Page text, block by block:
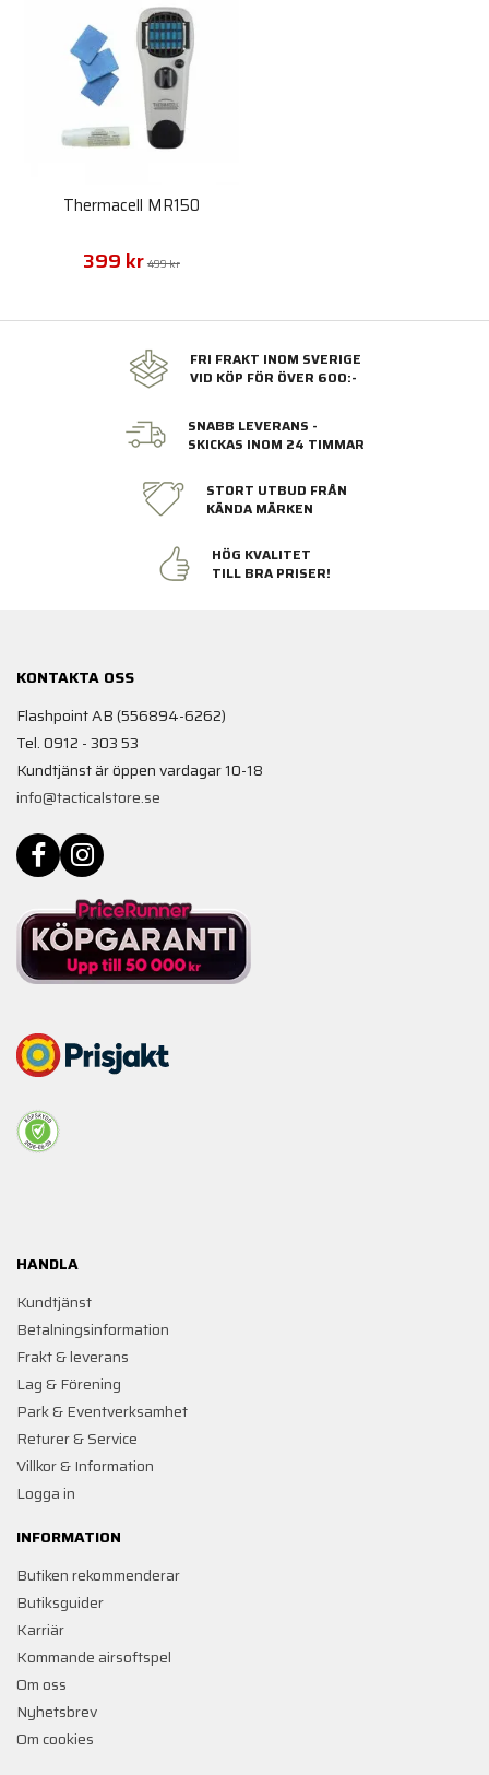
Thermacell MR150
399 kr 499 kr
FRI FRAKT INOM SVERIGE
VID KÖP FÖR ÖVER 600:-
SNABB LEVERANS -
SKICKAS INOM 24 TIMMAR
STORT UTBUD FRÅN
KÄNDA MÄRKEN
HÖG KVALITET
TILL BRA PRISER!
KONTAKTA OSS
Flashpoint AB (556894-6262)
Tel. 0912 - 303 53
Kundtjänst är öppen vardagar 10-18
info@tacticalstore.se
HANDLA
Kundtjänst
Betalningsinformation
Frakt & leverans
Lag & Förening
Park & Eventverksamhet
Returer & Service
Villkor & Information
Logga in
INFORMATION
Butiken rekommenderar
Butiksguider
Karriär
Kommande airsoftspel
Om oss
Nyhetsbrev
Om cookies